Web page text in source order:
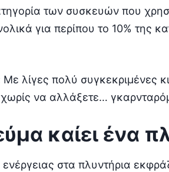
των συσκευών που
για περίπου το 10% της
λίγες πολύ συγκεκριμένες
να αλλάξετε…
καίει ένα
στα πλυντήρια